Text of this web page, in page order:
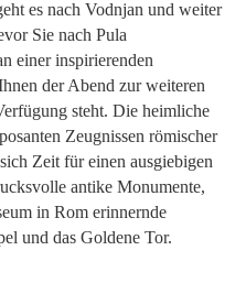
es nach Vodnjan und weiter
Sie nach Pula
einer inspirierenden
der Abend zur weiteren
steht. Die heimliche
Zeugnissen römischer
Zeit für einen ausgiebigen
antike Monumente,
in Rom erinnernde
und das Goldene Tor.